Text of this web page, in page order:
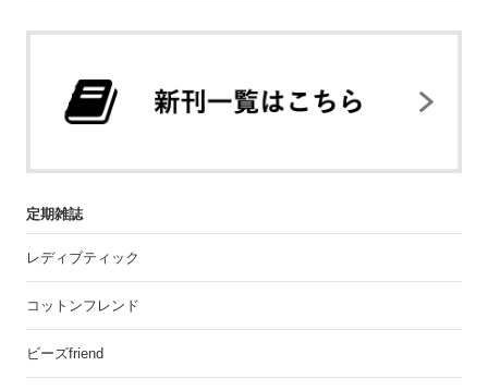
定期雑誌
レディブティック
コットンフレンド
ビーズfriend